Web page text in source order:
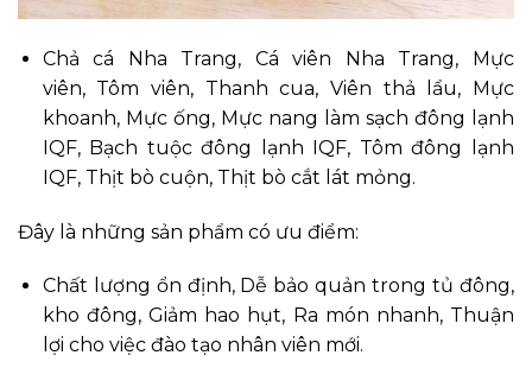
Chả cá Nha Trang, Cá viên Nha Trang, Mực
viên, Tôm viên, Thanh cua, Viên thả lẩu, Mực
khoanh, Mực ống, Mực nang làm sạch đông lạnh
IQF, Bạch tuộc đông lạnh IQF, Tôm đông lạnh
IQF, Thịt bò cuộn, Thịt bò cắt lát mỏng.
Đây là những sản phẩm có ưu điểm:
Chất lượng ổn định, Dễ bảo quản trong tủ đông,
kho đông, Giảm hao hụt, Ra món nhanh, Thuận
lợi cho việc đào tạo nhân viên mới.